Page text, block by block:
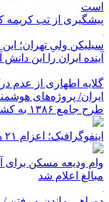
پیشگیری از تب کریمه
آینده ایران را این
گلایه اطهاری از عدم
ایران/ پروژه‌های
طرح جامع ۱۳۸۶ به کشور آسیب زد
اینفوگرافیک؛ اعزام ۲۱ هزار زائر اربعین از آذربایجان‌شرقی
وام ودیعه مسکن
مبالغ اعلام شد